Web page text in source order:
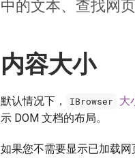
中的文本、查找网
内容大小
默认情况下， IBrowser 大
示 DOM 文档的布局。
如果您不需要显示已加载